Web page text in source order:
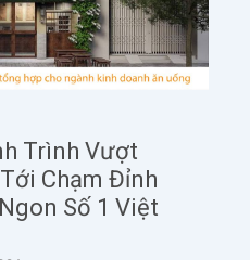
Trình Vượt
Chạm Đỉnh
Số 1 Việt